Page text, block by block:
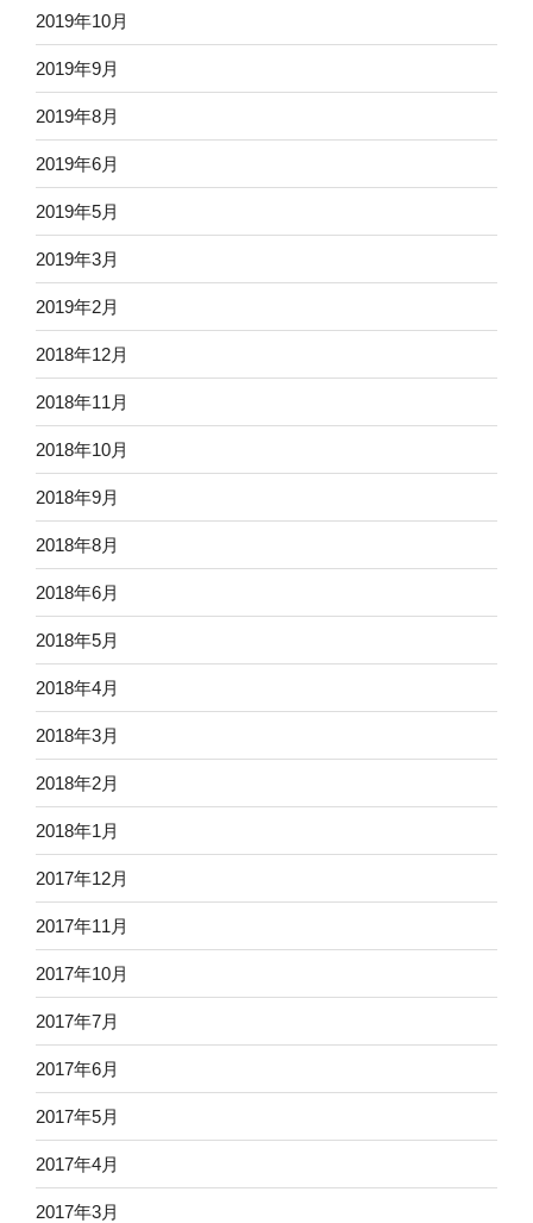
2019年10月
2019年9月
2019年8月
2019年6月
2019年5月
2019年3月
2019年2月
2018年12月
2018年11月
2018年10月
2018年9月
2018年8月
2018年6月
2018年5月
2018年4月
2018年3月
2018年2月
2018年1月
2017年12月
2017年11月
2017年10月
2017年7月
2017年6月
2017年5月
2017年4月
2017年3月